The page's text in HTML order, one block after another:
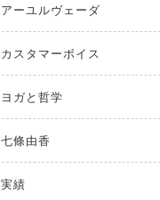
アーユルヴェーダ
カスタマーボイス
ヨガと哲学
七條由香
実績